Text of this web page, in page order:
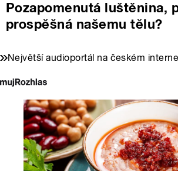
Pozapomenutá luštěnina,
prospěšná našemu tělu?
Největší audioportál na českém